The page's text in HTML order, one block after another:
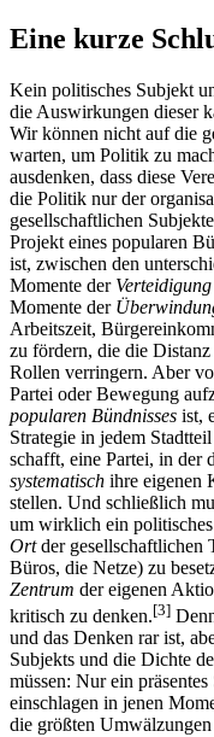
Eine kurze
Kein politisches Subjekt
die Auswirkungen dieser
Wir können nicht auf die
warten, um Politik zu
ausdenken, dass diese
die Politik nur der
gesellschaftlichen
Projekt eines popularen
ist, zwischen den
Momente der
Momente der
Arbeitszeit,
zu fördern, die die
Rollen verringern. Aber
Partei oder Bewegung
popularen Bündnisses ist,
Strategie in jedem
schafft, eine Partei, in der
systematisch ihre eigenen
stellen. Und schließlich
um wirklich ein
Ortder gesellschaftlichen
Büros, die Netze) zu
Zentrum der eigenen
kritisch zu denken.[3]
und das Denken rar ist,
Subjekts und die Dichte
müssen: Nur ein
einschlagen in jenen
die größten